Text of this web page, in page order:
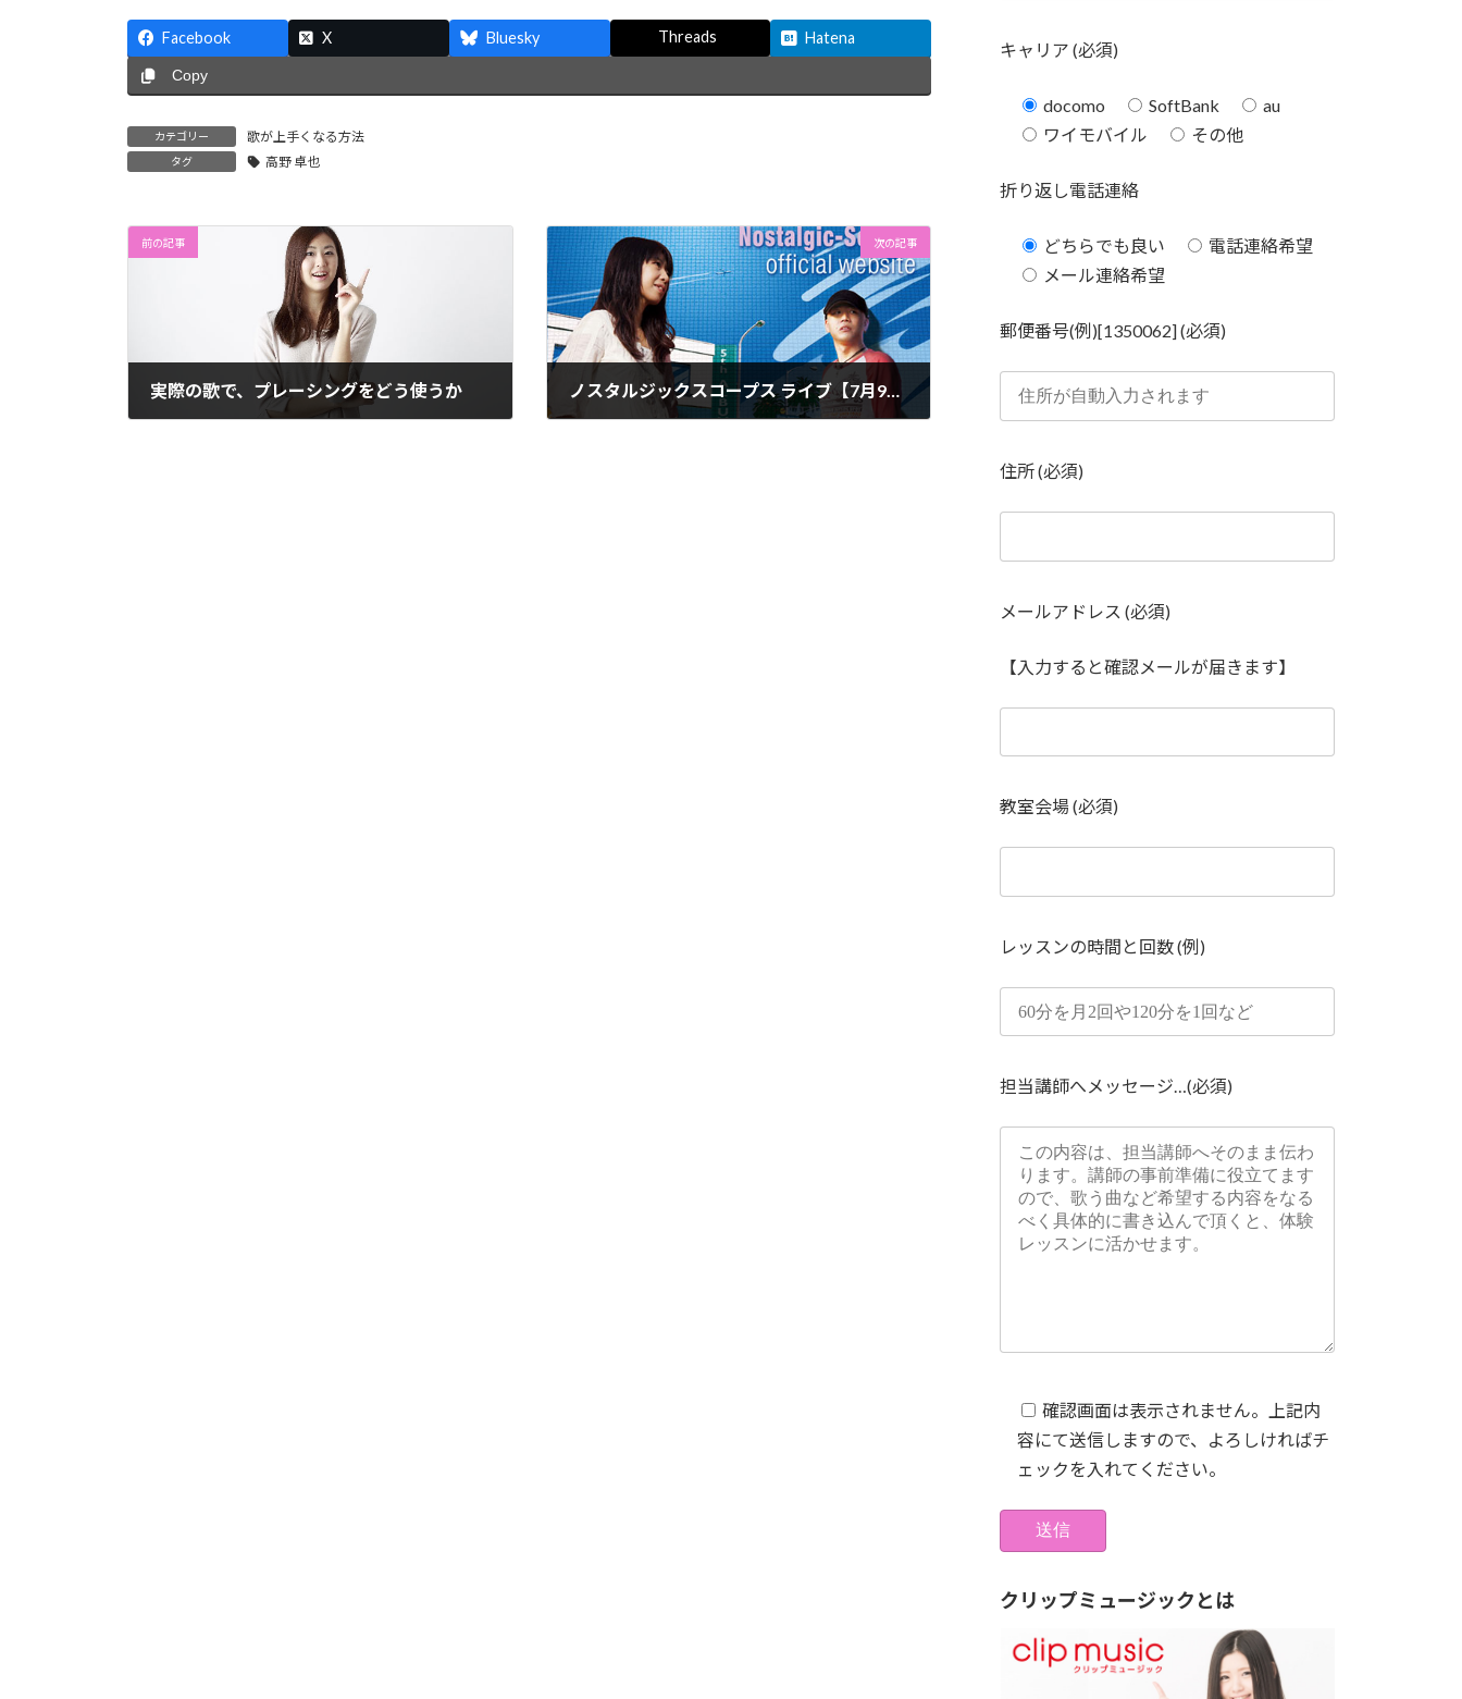
Facebook X Bluesky Threads Hatena
Copy
カテゴリー 歌が上手くなる方法
タグ 高野 卓也
前の記事
実際の歌で、プレーシングをどう使うか
次の記事
ノスタルジックスコープス ライブ【7月9日】
キャリア (必須)
docomo SoftBank
au
ワイモバイル
その他
折り返し電話連絡
どちらでも良い
電話連絡希望
メール連絡希望
郵便番号(例)[1350062] (必須)
住所 (必須)
メールアドレス (必須)
【入力すると確認メールが届きます】
教室会場 (必須)
レッスンの時間と回数 (例)
担当講師へメッセージ…(必須)
確認画面は表示されません。上記内
容にて送信しますので、よろしければチ
ェックを入れてください。
クリップミュージックとは